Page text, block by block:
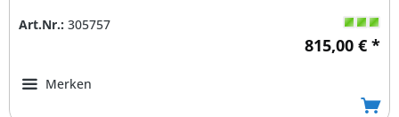
Art.Nr.: 305757
815,00 € *
Merken